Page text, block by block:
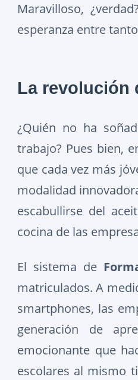
Maravilloso,
esperanza entre
La revolución
¿Quién no ha
trabajo? Pues bien,
que cada vez más
modalidad
escabullirse del
cocina de las
El sistema de
matriculados. A
smartphones, las
generación de
emocionante que
escolares al mismo